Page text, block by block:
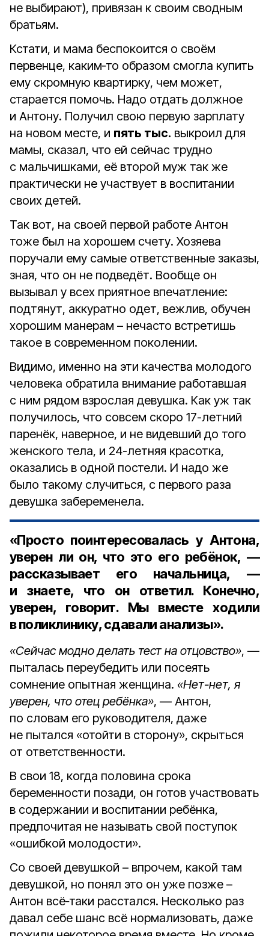
не выбирают), привязан к своим сводным
братьям.
Кстати, и мама беспокоится о своём
первенце, каким‑то образом смогла купить
ему скромную квартирку, чем может,
старается помочь. Надо отдать должное
и Антону. Получил свою первую зарплату
на новом месте, и пять тыс. выкроил для
мамы, сказал, что ей сейчас трудно
с мальчишками, её второй муж так же
практически не участвует в воспитании
своих детей.
Так вот, на своей первой работе Антон
тоже был на хорошем счету. Хозяева
поручали ему самые ответственные заказы,
зная, что он не подведёт. Вообще он
вызывал у всех приятное впечатление:
подтянут, аккуратно одет, вежлив, обучен
хорошим манерам – нечасто встретишь
такое в современном поколении.
Видимо, именно на эти качества молодого
человека обратила внимание работавшая
с ним рядом взрослая девушка. Как уж так
получилось, что совсем скоро 17-летний
паренёк, наверное, и не видевший до того
женского тела, и 24-летняя красотка,
оказались в одной постели. И надо же
было такому случиться, с первого раза
девушка забеременела.
«Просто поинтересовалась у Антона,
уверен ли он, что это его ребёнок, —
рассказывает его начальница, —
и знаете, что он ответил. Конечно,
уверен, говорит. Мы вместе ходили
в поликлинику, сдавали анализы».
«Сейчас модно делать тест на отцовство», —
пыталась переубедить или посеять
сомнение опытная женщина. «Нет-нет, я
уверен, что отец ребёнка», — Антон,
по словам его руководителя, даже
не пытался «отойти в сторону», скрыться
от ответственности.
В свои 18, когда половина срока
беременности позади, он готов участвовать
в содержании и воспитании ребёнка,
предпочитая не называть свой поступок
«ошибкой молодости».
Со своей девушкой – впрочем, какой там
девушкой, но понял это он уже позже –
Антон всё‑таки расстался. Несколько раз
давал себе шанс всё нормализовать, даже